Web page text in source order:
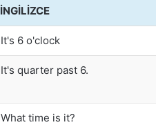
İNGILIZCE
It's 6 o'clock
It's quarter past 6.
What time is it?